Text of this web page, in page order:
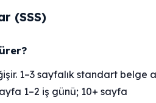
(SSS)
1–3 sayfalık standart belge
1–2 iş günü; 10+ sayfa